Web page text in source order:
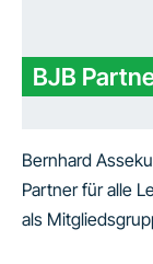
BJB
Bernhard
Partner für alle
als